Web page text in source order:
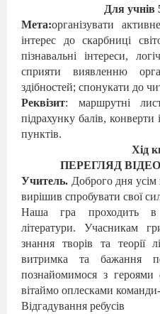
Для учнів
Мета:організувати
інтерес до скарбниці
пізнавальні інтереси,
сприяти виявленню
здібностей; спонукати до
Реквізит: маршрутні
підрахунку балів,
пунктів.
Хід
ПЕРЕГЛЯД ВІДЕО
Учитель. Доброго дня
вирішив спробувати свої
Наша гра проходить в
літератури. Учасникам
знання творів та теорії
витримка та бажання
познайомимося з героями
вітаймо оплесками
Відгадування ребусів